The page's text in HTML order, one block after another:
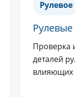
Рулевое
Проверка
деталей
влияющих